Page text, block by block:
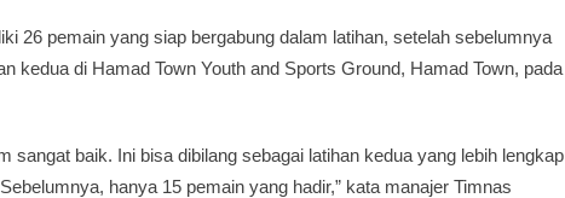
26 pemain yang siap bergabung dalam latihan, setelah sebelumnya
kedua di Hamad Town Youth and Sports Ground, Hamad Town, pada
sangat baik. Ini bisa dibilang sebagai latihan kedua yang lebih lengkap
hanya 15 pemain yang hadir,” kata manajer Timnas